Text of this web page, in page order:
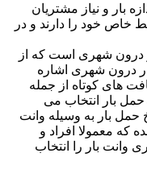
بار و نیاز مشتریان
خاص خود را دارند و در
درون شهری است که از
درون شهری اشاره
های کوتاه از جمله
حمل بار انتخاب می
حمل بار به وسیله وانت
که معمولا افراد و
وانت بار را انتخاب